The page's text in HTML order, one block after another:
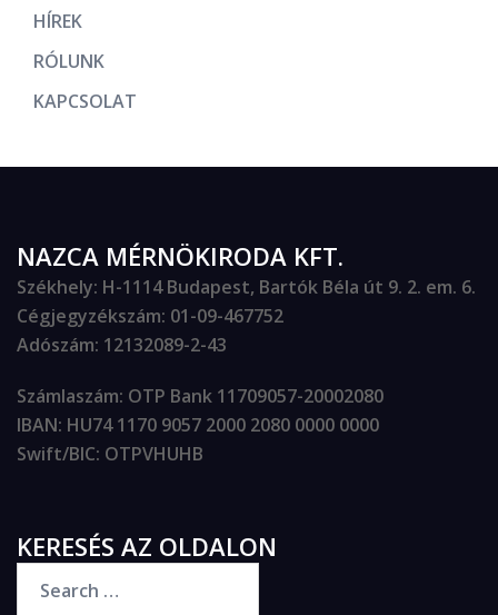
HÍREK
RÓLUNK
KAPCSOLAT
NAZCA MÉRNÖKIRODA KFT.
Székhely: H-1114 Budapest, Bartók Béla út 9. 2. em. 6.
Cégjegyzékszám: 01-09-467752
Adószám: 12132089-2-43
Számlaszám: OTP Bank 11709057-20002080
IBAN: HU74 1170 9057 2000 2080 0000 0000
Swift/BIC: OTPVHUHB
KERESÉS AZ OLDALON